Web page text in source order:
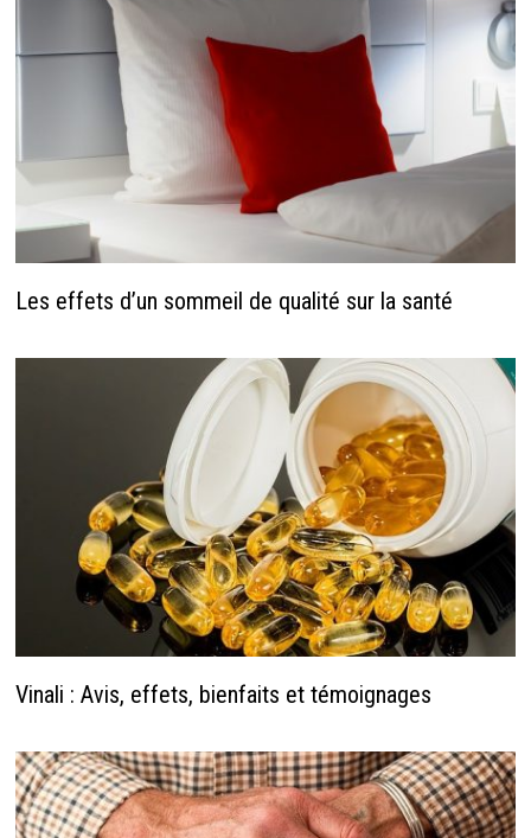
Les effets d’un sommeil de qualité sur la santé
Vinali : Avis, effets, bienfaits et témoignages